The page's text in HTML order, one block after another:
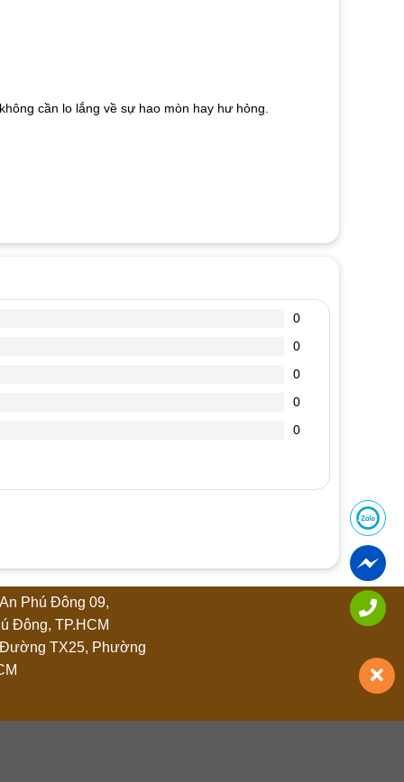
cần lo lắng về sự hao mòn hay hư hỏng.
0
0
0
0
0
Quán”
Phú Đông 09,
Đông, TP.HCM
TX25, Phường